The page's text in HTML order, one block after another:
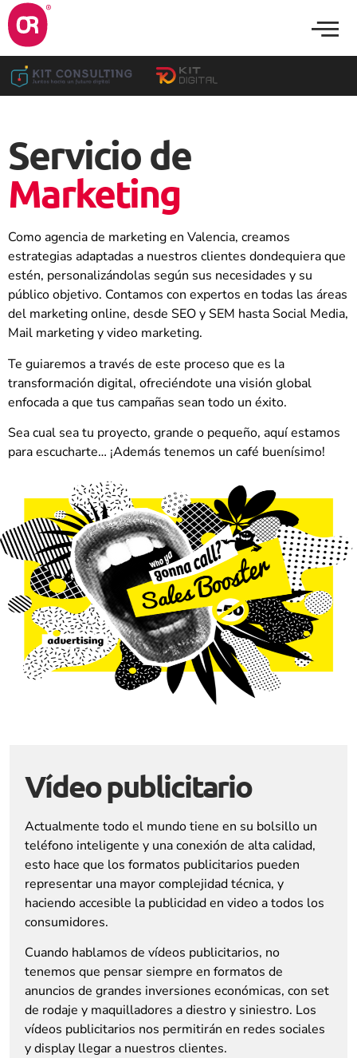
Servicio de
Marketing
Como agencia de marketing en Valencia, creamos
estrategias adaptadas a nuestros clientes dondequiera que
estén, personalizándolas según sus necesidades y su
público objetivo. Contamos con expertos en todas las áreas
del marketing online, desde SEO y SEM hasta Social Media,
Mail marketing y video marketing.
Te guiaremos a través de este proceso que es la
transformación digital, ofreciéndote una visión global
enfocada a que tus campañas sean todo un éxito.
Sea cual sea tu proyecto, grande o pequeño, aquí estamos
para escucharte… ¡Además tenemos un café buenísimo!
Vídeo publicitario
Actualmente todo el mundo tiene en su bolsillo un
teléfono inteligente y una conexión de alta calidad,
esto hace que los formatos publicitarios pueden
representar una mayor complejidad técnica, y
haciendo accesible la publicidad en video a todos los
consumidores.
Cuando hablamos de vídeos publicitarios, no
tenemos que pensar siempre en formatos de
anuncios de grandes inversiones económicas, con set
de rodaje y maquilladores a diestro y siniestro. Los
vídeos publicitarios nos permitirán en redes sociales
y display llegar a nuestros clientes.